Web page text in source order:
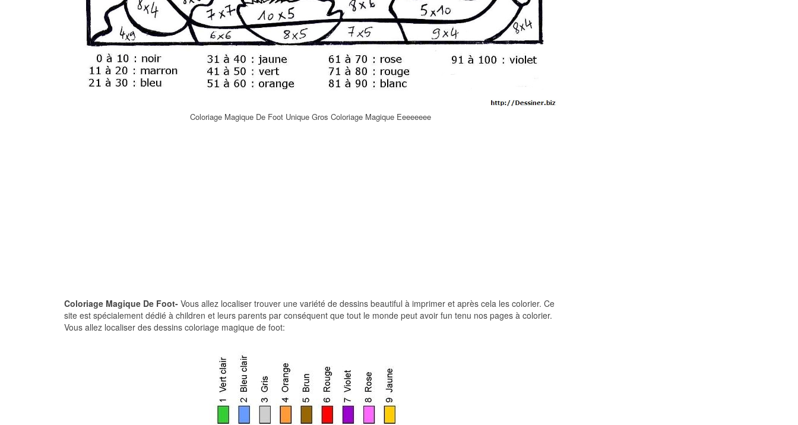
Coloriage Magique De Foot Unique Gros Coloriage Magique Eeeeeeee
Coloriage Magique De Foot- Vous allez localiser trouver une variété de dessins beautiful à imprimer et après cela les colorier. Ce
site est spécialement dédié à children et leurs parents par conséquent que tout le monde peut avoir fun tenu nos pages à colorier.
Vous allez localiser des dessins coloriage magique de foot: